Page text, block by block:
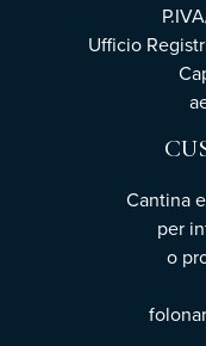
Ufficio
Cantina
per
o